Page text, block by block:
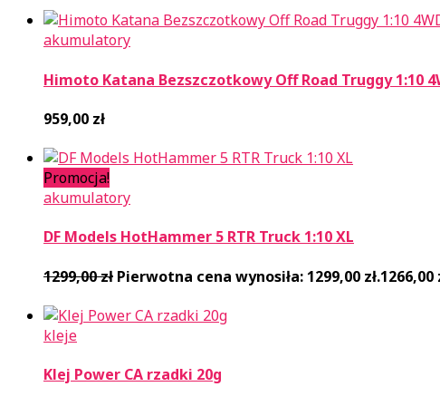
akumulatory
Himoto Katana Bezszczotkowy Off Road Truggy 1:10
959,00 zł
Promocja!
akumulatory
DF Models HotHammer 5 RTR Truck 1:10 XL
1299,00zł Pierwotna cena wynosiła: 1299,00 zł.1266,00
kleje
Klej Power CA rzadki 20g